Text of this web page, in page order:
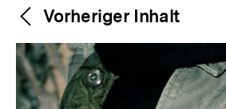
Weitere
Inhalte
Content-
Navigation
Vorheriger Inhalt